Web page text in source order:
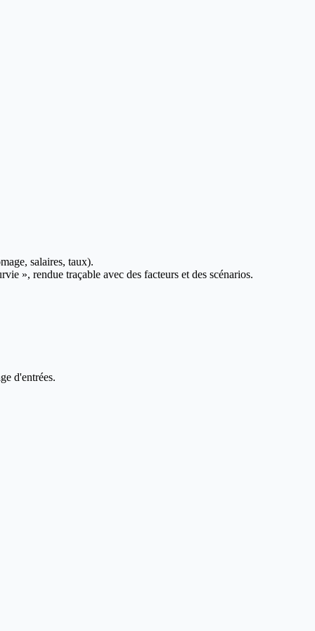
salaires, taux).
», rendue traçable avec des facteurs et des scénarios.
d'entrées.